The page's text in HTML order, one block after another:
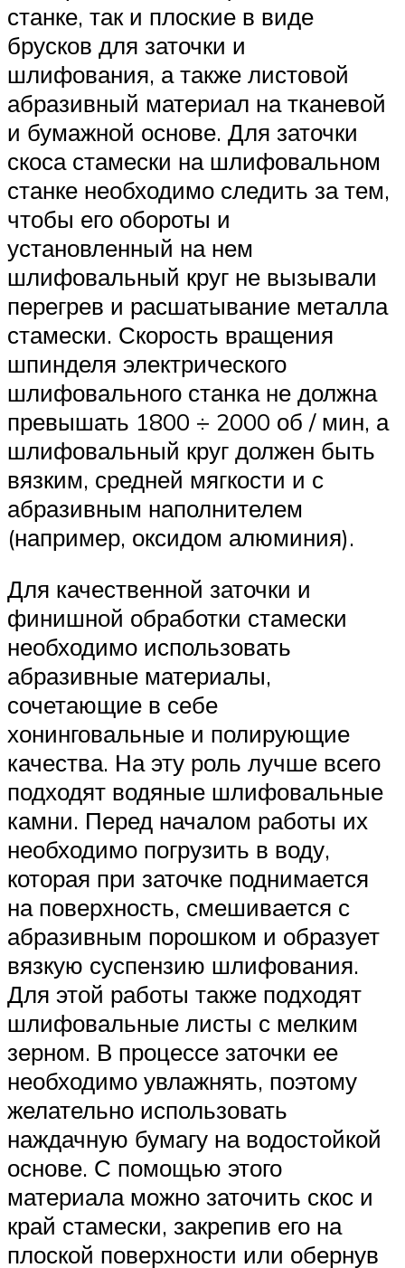
станке, так и плоские в виде
брусков для заточки и
шлифования, а также листовой
абразивный материал на тканевой
и бумажной основе. Для заточки
скоса стамески на шлифовальном
станке необходимо следить за тем,
чтобы его обороты и
установленный на нем
шлифовальный круг не вызывали
перегрев и расшатывание металла
стамески. Скорость вращения
шпинделя электрического
шлифовального станка не должна
превышать 1800 ÷ 2000 об / мин, а
шлифовальный круг должен быть
вязким, средней мягкости и с
абразивным наполнителем
(например, оксидом алюминия).
Для качественной заточки и
финишной обработки стамески
необходимо использовать
абразивные материалы,
сочетающие в себе
хонинговальные и полирующие
качества. На эту роль лучше всего
подходят водяные шлифовальные
камни. Перед началом работы их
необходимо погрузить в воду,
которая при заточке поднимается
на поверхность, смешивается с
абразивным порошком и образует
вязкую суспензию шлифования.
Для этой работы также подходят
шлифовальные листы с мелким
зерном. В процессе заточки ее
необходимо увлажнять, поэтому
желательно использовать
наждачную бумагу на водостойкой
основе. С помощью этого
материала можно заточить скос и
край стамески, закрепив его на
плоской поверхности или обернув